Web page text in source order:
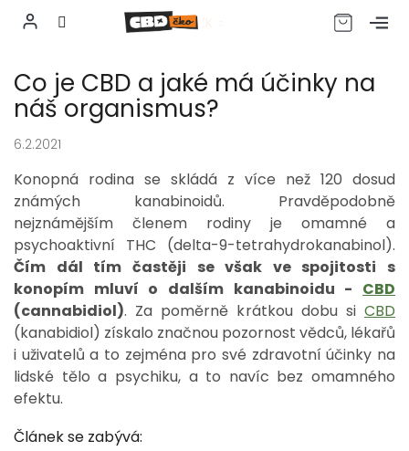
na
obsah
CZK
Co je CBD a jaké má účinky na
náš organismus?
6.2.2021
Konopná rodina se skládá z více než 120 dosud
známých kanabinoidů. Pravděpodobně
nejznámějším členem rodiny je omamné a
psychoaktivní THC (delta-9-tetrahydrokanabinol).
Čím dál tím častěji se však ve spojitosti s
konopím mluví o dalším kanabinoidu - CBD
(cannabidiol). Za poměrně krátkou dobu si CBD
(kanabidiol) získalo značnou pozornost vědců, lékařů
i uživatelů a to zejména pro své zdravotní účinky na
lidské tělo a psychiku, a to navíc bez omamného
efektu.
Článek se zabývá: